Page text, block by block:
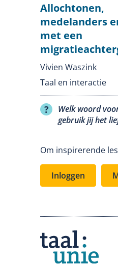
Allochtonen,
medelanders
met een
Vivien Waszink
Taal en interactie
Welk woord
gebruik jij het
Om inspirerende
Inloggen